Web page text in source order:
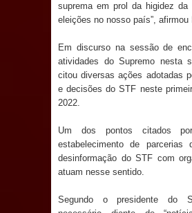
Prefeitura de Sapé
campanha Julho Neon
conscientização
antecipa pagamento
e aquece economia
suprema em prol da higidez da
eleições no nosso país”, afirmou
Em discurso na sessão de
atividades do Supremo nesta
citou diversas ações adotadas
e decisões do STF neste
2022.
Um dos pontos citados
estabelecimento de parcerias
desinformação do STF com
atuam nesse sentido.
Segundo o presidente do